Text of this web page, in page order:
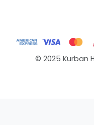
© 2025 Kurban